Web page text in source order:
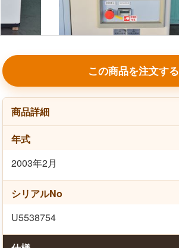
この商品を注文する
商品詳細
年式
2003年2月
シリアルNo
U5538754